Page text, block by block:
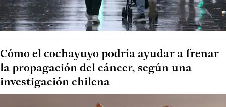
Cómo el cochayuyo podría ayudar a frenar
la propagación del cáncer, según una
investigación chilena